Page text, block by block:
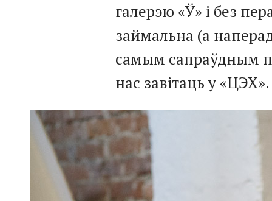
галерэю «Ў» і без
займальна (а
самым сапраўдным
нас завітаць у «ЦЭХ».